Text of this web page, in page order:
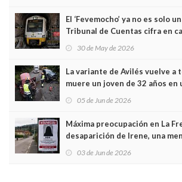
El ‘Fevemocho’ ya no es solo
Tribunal de Cuentas cifra en
sobrecoste de los trenes que
30 de May de 2026
La variante de Avilés vuelve a
muere un joven de 32 años
frontal
05 de Jun de 2026
Máxima preocupación en La
desaparición de Irene, una
03 de Jun de 2026